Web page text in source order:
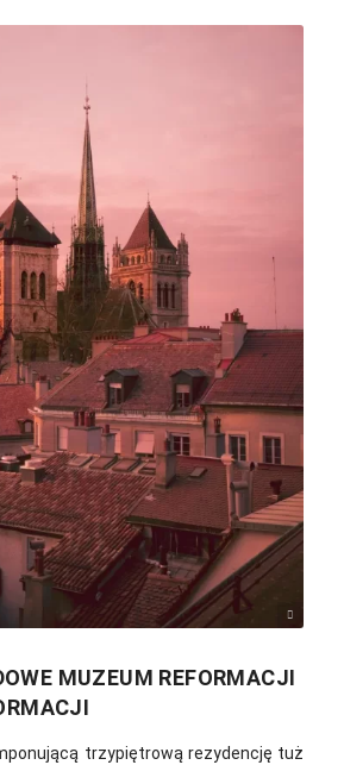
Jonathan Ansel Moy de Vitry / Unsplash
MUZEUM REFORMACJI
trzypiętrową rezydencję tuż